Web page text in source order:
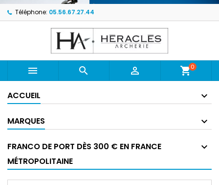
Téléphone: 05.56.67.27.44
   shopping_cart0
ACCUEIL
MARQUES
FRANCO DE PORT DÈS 300 € EN FRANCE
MÉTROPOLITAINE